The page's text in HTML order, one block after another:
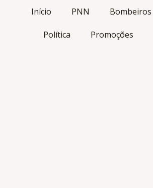
Início PNN Bombeiros
Política Promoções